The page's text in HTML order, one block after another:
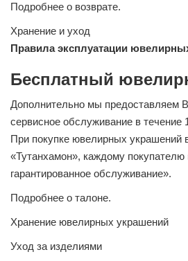
Подробнее о возврате.
Хранение и уход
Правила эксплуатации
Бесплатный
Дополнительно мы предоставляем
сервисное обслуживание в течение
При покупке ювелирных украшений
«Тутанхамон», каждому
гарантированное обслуживание».
Подробнее о талоне.
Хранение ювелирных украшений
Уход за изделиями